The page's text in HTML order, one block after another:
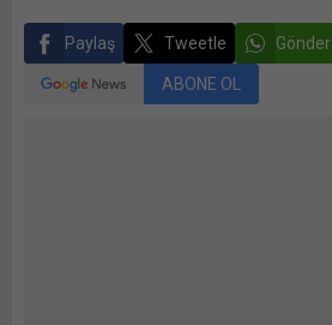
Paylaş Tweetle Gönder
ABONE OL